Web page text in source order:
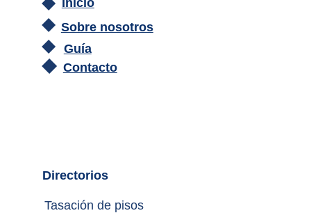
Inicio
Guía
Contacto
Sobre nosotros
Directorios
Tasación de pisos